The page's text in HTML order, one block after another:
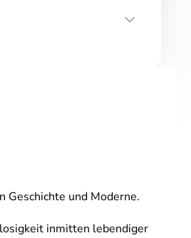
Geschichte und Moderne.
inmitten lebendiger